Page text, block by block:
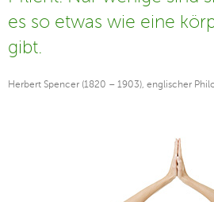
es so etwas wie eine
gibt.
Herbert Spencer (1820 – 1903), englischer